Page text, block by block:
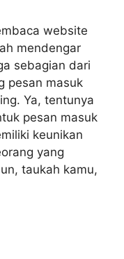
website
mendengar
sebagian dari
pesan masuk
Ya, tentunya
pesan masuk
keunikan
yang
taukah kamu,